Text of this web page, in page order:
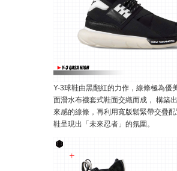
Y-3球鞋由黑翻紅的力作，線條極為優
面潛水布襪套式鞋面交織而成， 構築
來感的線條，再利用寬版鬆緊帶交疊
鞋呈現出「未來忍者」的氛圍。